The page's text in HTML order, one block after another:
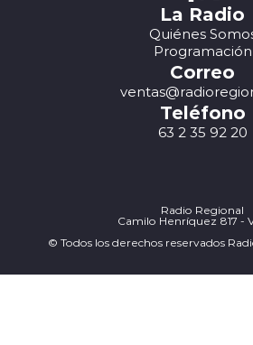
La Radio
Quiénes
Programación
Correo
Teléfono
63 2 35 92 20
Radio Regional
Camilo Henríquez 817 -
© Todos los derechos reservados